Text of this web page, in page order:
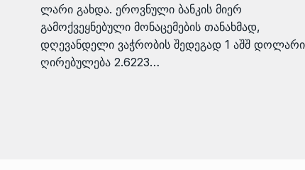
ლარი გახდა. ეროვნული ბანკის მიერ
გამოქვეყნებული მონაცემების თანახმად,
დღევანდელი ვაჭრობის შედეგად 1 აშშ
ღირებულება 2.6223…